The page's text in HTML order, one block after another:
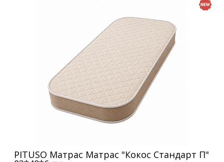
PITUSO Матрас Матрас "Кокос Стандарт П"